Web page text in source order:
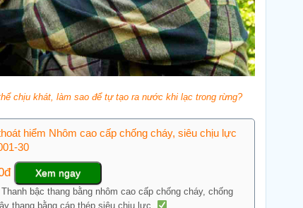
chịu khát, làm sao để tự tạo ra nước khi lạc trong rừng?
hiểm Nhôm cao cấp chống cháy, siêu chịu lực
30
Xem ngay
bậc thang bằng nhôm cao cấp chống cháy, chống
thang bằng cáp thép siêu chịu lực.